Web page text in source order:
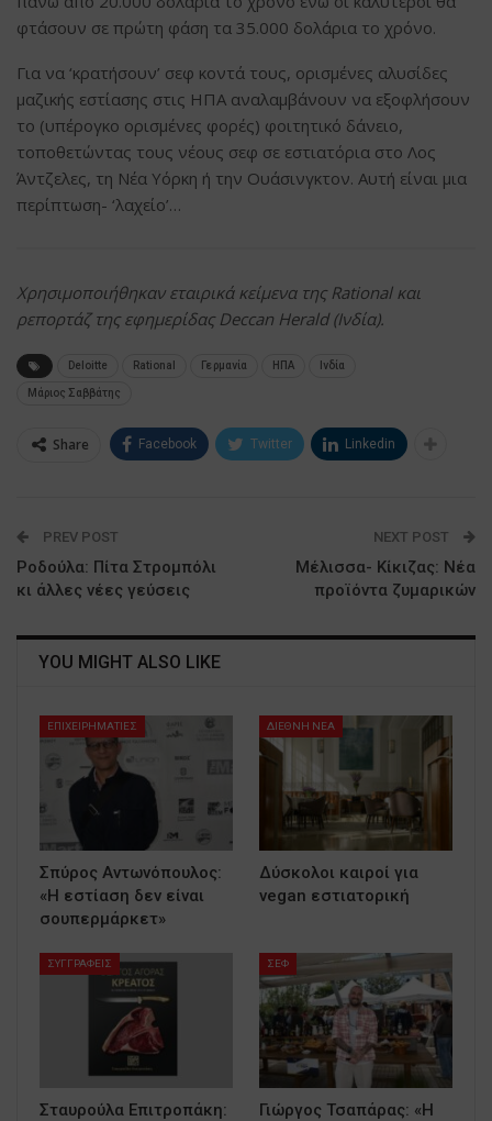
φτάσουν σε πρώτη φάση τα 35.000 δολάρια το χρόνο.
Για να ‘κρατήσουν’ σεφ κοντά τους, ορισμένες αλυσίδες
μαζικής εστίασης στις ΗΠΑ αναλαμβάνουν να εξοφλήσουν
το (υπέρογκο ορισμένες φορές) φοιτητικό δάνειο,
τοποθετώντας τους νέους σεφ σε εστιατόρια στο Λος
Άντζελες, τη Νέα Υόρκη ή την Ουάσινγκτον. Αυτή είναι μια
περίπτωση- ‘λαχείο’…
Χρησιμοποιήθηκαν εταιρικά κείμενα της Rational και
ρεπορτάζ της εφημερίδας Deccan Herald (Ινδία).
Deloitte Rational Γερμανία ΗΠΑ Ινδία
Μάριος Σαββάτης
Share Facebook Twitter Linkedin
PREV POST
Ροδούλα: Πίτα Στρομπόλι
κι άλλες νέες γεύσεις
NEXT POST
Μέλισσα- Κίκιζας: Νέα
προϊόντα ζυμαρικών
YOU MIGHT ALSO LIKE
ΕΠΙΧΕΙΡΗΜΑΤΙΕΣ
Σπύρος Αντωνόπουλος:
«Η εστίαση δεν είναι
σουπερμάρκετ»
ΔΙΕΘΝΗ ΝΕΑ
Δύσκολοι καιροί για
vegan εστιατορική
ΣΥΓΓΡΑΦΕΙΣ
Σταυρούλα Επιτροπάκη:
ΣΕΦ
Γιώργος Τσαπάρας: «Η